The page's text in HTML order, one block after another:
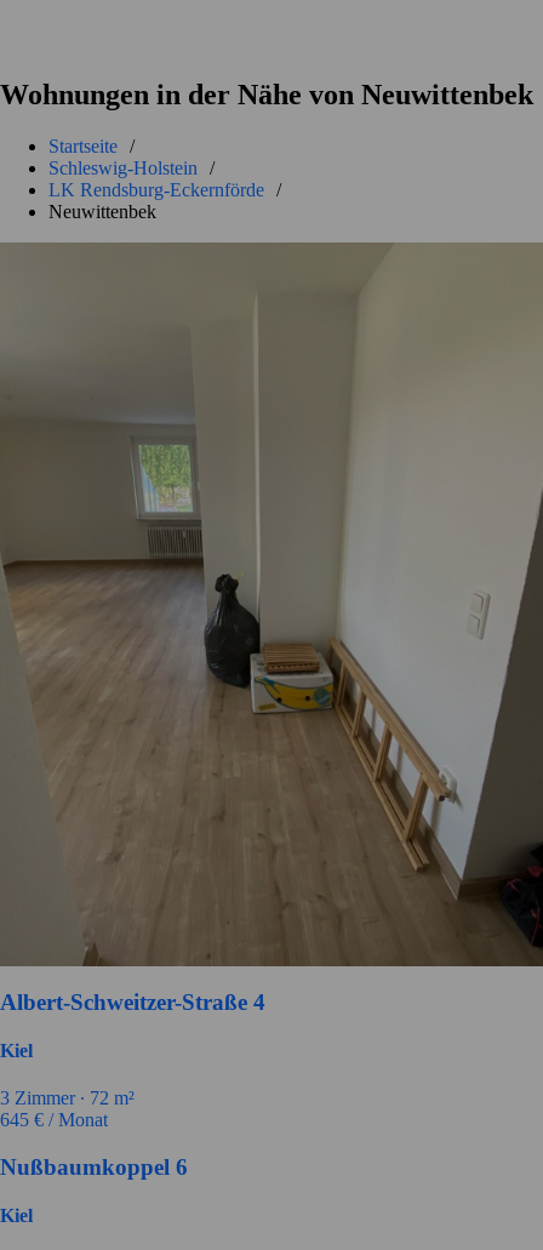
Wohnungen in der Nähe von Neuwittenbek
Startseite /
Schleswig-Holstein
/
LK Rendsburg-Eckernförde /
Neuwittenbek
Albert-Schweitzer-Straße 4
Kiel
3 Zimmer ∙ 72 m²
645 € / Monat
Nußbaumkoppel 6
Kiel